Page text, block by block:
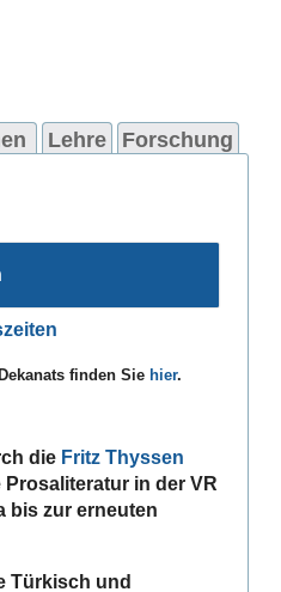
Lehre Forschung
finden Sie hier.
die Fritz Thyssen
in der VR
bis zur erneuten
Türkisch und